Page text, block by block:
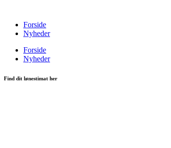
indholdForside
Nyheder
Forside
Nyheder
Find dit lønestimat her